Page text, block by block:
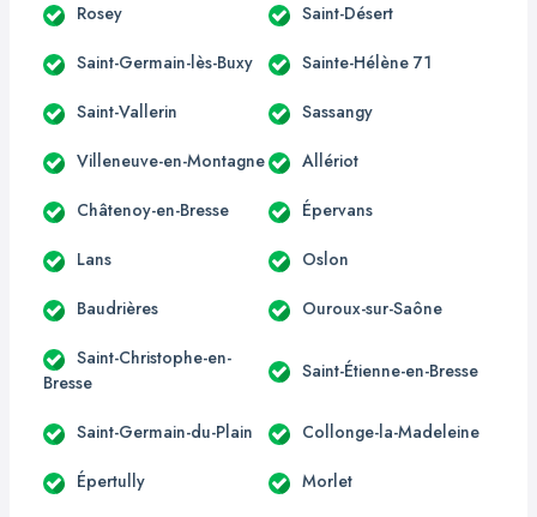
Rosey Saint-Désert
Saint-Germain-lès-Buxy Sainte-Hélène 71
Saint-Vallerin Sassangy
Villeneuve-en-Montagne Allériot
Châtenoy-en-Bresse Épervans
Lans Oslon
Baudrières Ouroux-sur-Saône
Saint-Christophe-en-
Bresse
Saint-Étienne-en-Bresse
Saint-Germain-du-Plain Collonge-la-Madeleine
Épertully Morlet